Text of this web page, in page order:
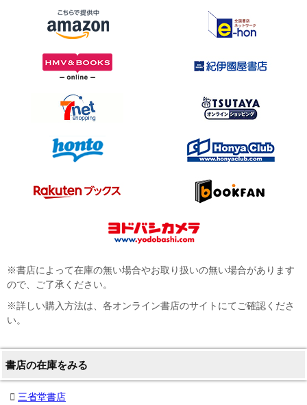
※書店によって在庫の無い場合やお取り扱いの無い場合があります
ので、ご了承ください。
※詳しい購入方法は、各オンライン書店のサイトにてご確認くださ
い。
書店の在庫をみる
三省堂書店